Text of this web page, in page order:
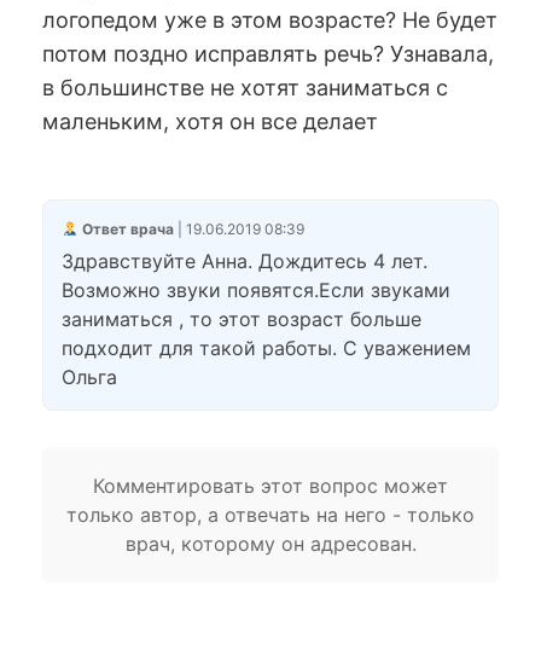
логопедом уже в этом возрасте? Не будет
потом поздно исправлять речь? Узнавала,
в большинстве не хотят заниматься с
маленьким, хотя он все делает
Ответ врача| 19.06.2019 08:39
Здравствуйте Анна. Дождитесь 4 лет.
Возможно звуки появятся.Если звуками
заниматься , то этот возраст больше
подходит для такой работы. С уважением
Ольга
Комментировать этот вопрос может
только автор, а отвечать на него - только
врач, которому он адресован.